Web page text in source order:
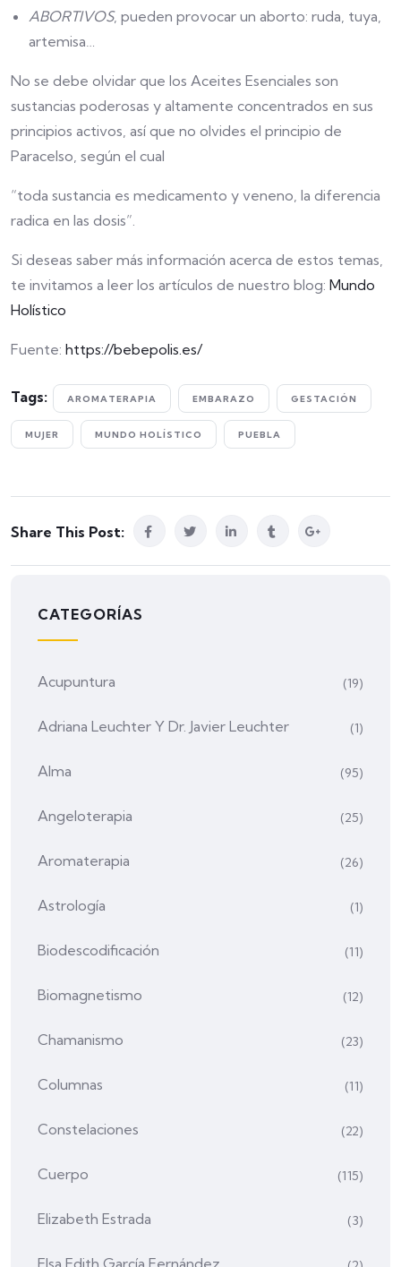
ABORTIVOS, pueden provocar un aborto: ruda, tuya,
artemisa…
No se debe olvidar que los Aceites Esenciales son
sustancias poderosas y altamente concentrados en sus
principios activos, así que no olvides el principio de
Paracelso, según el cual
“toda sustancia es medicamento y veneno, la diferencia
radica en las dosis”.
Si deseas saber más información acerca de estos temas,
te invitamos a leer los artículos de nuestro blog: Mundo
Holístico
Fuente: https://bebepolis.es/
Tags: AROMATERAPIA EMBARAZO GESTACIÓN
MUJER MUNDO HOLÍSTICO PUEBLA
Share This Post:
CATEGORÍAS
Acupuntura (19)
Adriana Leuchter Y Dr. Javier Leuchter (1)
Alma (95)
Angeloterapia (25)
Aromaterapia (26)
Astrología (1)
Biodescodificación (11)
Biomagnetismo (12)
Chamanismo (23)
Columnas (11)
Constelaciones (22)
Cuerpo (115)
Elizabeth Estrada (3)